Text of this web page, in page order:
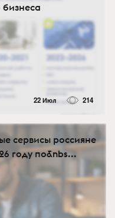
бизнеса
22 Июл 214
сервисы россияне
году по&nbs...